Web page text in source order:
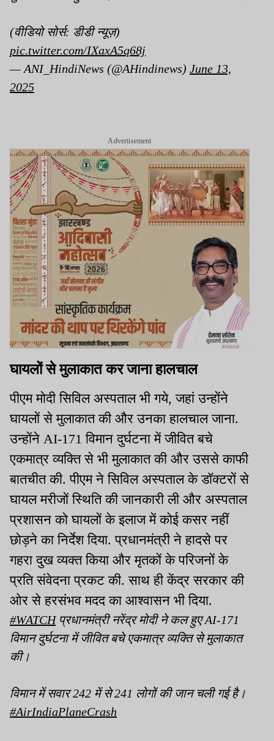
(वीडियो सोर्स: डीडी न्यूज़)
pic.twitter.com/IXaxA5q68j
— ANI_HindiNews (@AHindinews) June 13,
2025
Advertisement
घायलों से मुलाकात कर जाना हालचाल
पीएम मोदी सिविल अस्पताल भी गये, जहां उन्होंने
घायलों से मुलाकात की और उनका हालचाल जाना.
उन्होंने AI-171 विमान दुर्घटना में जीवित बचे
एकमात्र व्यक्ति से भी मुलाकात की और उससे काफी
बातचीत की. पीएम ने सिविल अस्पताल के डॉक्टरों से
घायल मरीजों स्थिति की जानकारी ली और अस्पताल
प्रशासन को घायलों के इलाज में कोई कसर नहीं
छोड़ने का निर्देश दिया. प्रधानमंत्री ने हादसे पर
गहरा दुख व्यक्त किया और मृतकों के परिजनों के
प्रति संवेदना प्रकट की. साथ ही केंद्र सरकार की
ओर से हरसंभव मदद का आश्वासन भी दिया.
#WATCHप्रधानमंत्री नरेंद्र मोदी ने कल हुए AI-171
विमान दुर्घटना में जीवित बचे एकमात्र व्यक्ति से मुलाकात
की।
विमान में सवार 242 में से 241 लोगों की जान चली गई है।
#AirIndiaPlaneCrash